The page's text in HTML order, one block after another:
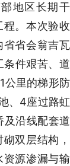
地区长期干
。本次验收
省省会翁吉瓦
条件艰苦、道
公里的梯形防
、4座过路虹
及沿线配套道
双层结构，
源渗漏与输